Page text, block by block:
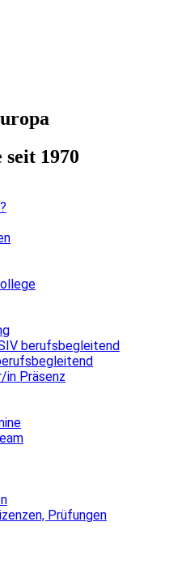
1970
berufsbegleitend
in Präsenz
Prüfungen